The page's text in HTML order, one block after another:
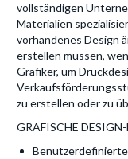
vollständigen
Materialien
vorhandenes Design
erstellen müssen,
Grafiker, um
zu erstellen oder zu
GRAFISCHE